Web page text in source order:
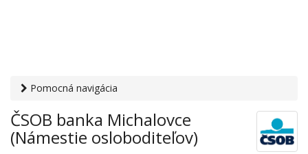
Pomocná navigácia
banka Michalovce (Námestie osloboditeľov)
ČSOB banka Michalovce
(Námestie osloboditeľov)